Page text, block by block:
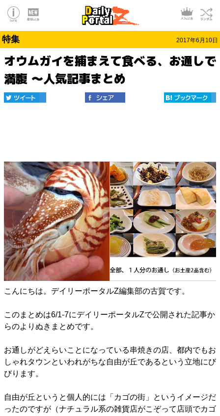
特集 2017年6月10日
オウムガイを捕まえて食べる、お通しで
満腹 ～人気記事まとめ
こんにちは。デイリーポータルZ編集部の古賀です。
このまとめは6/1-7にデイリーポータルZで公開された記事か
らのよりぬきまとめです。
お通しがどえらいことになっている串焼きの店、都内でもお
しゃれタウンといわれがちな自由が丘であるという立地にび
びります。
自由が丘というと個人的には「カゴの街」というイメージだ
ったのですが（ナチュラル系の雑貨店がこぞって店頭でカゴ